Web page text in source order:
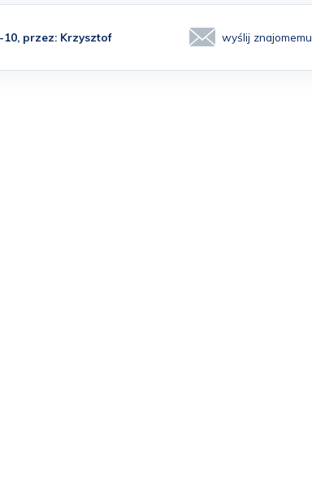
10, przez: Krzysztof wyślij znajomemu